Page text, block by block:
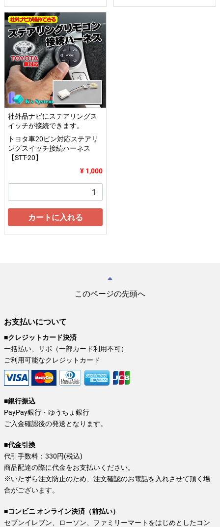
社外品ナビにステアリングス
イッチが接続できます。
トヨタ車20ピン対応ステアリ
ングスイッチ接続ハーネス
【STT-20】
¥ 1,000
カートに入れる
このページの先頭へ
お支払いについて
■クレジットカード決済
一括払い、リボ（一部カード利用不可）
ご利用可能なクレジットカード
■銀行振込
PayPay銀行・ゆうちょ銀行
ご入金確認後の発送となります。
■代金引換
代引手数料：330円(税込)
商品配達の際に代金をお支払いください。
※いたずら注文防止のため、注文確認のお電話を入れさせて頂く場
合がございます。
■コンビニ オンライン決済（前払い）
セブンイレブン、ローソン、ファミリーマートをはじめとしたコン